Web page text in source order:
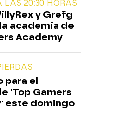
LAS 20:30 HORAS
y Grefg
academia de
Academy
para el
'Top Gamers
este domingo